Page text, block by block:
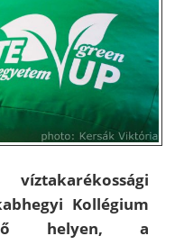
Kollégium
helyen, a